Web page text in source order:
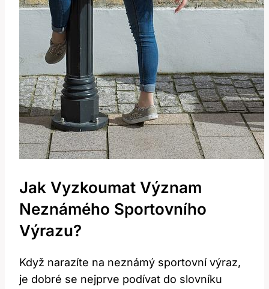
Jak Vyzkoumat Význam
Neznámého Sportovního
Výrazu?
Když narazíte na neznámý sportovní výraz,
je dobré se nejprve podívat do slovníku